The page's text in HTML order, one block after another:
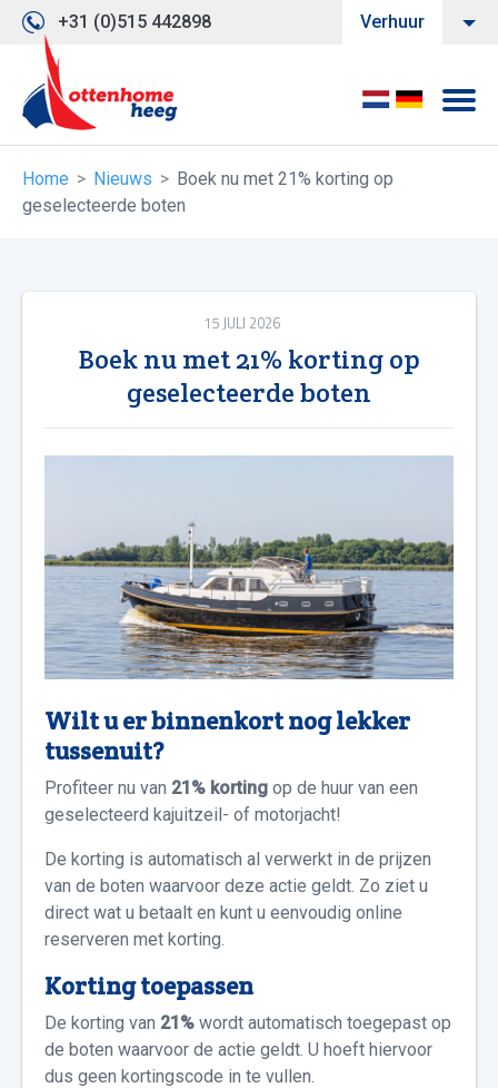
+31 (0)515 442898 Verhuur
Home Nieuws
Boek nu met 21% korting op
geselecteerde boten
15 JULI 2026
Boek nu met 21% korting op
geselecteerde boten
Wilt u er binnenkort nog lekker
tussenuit?
Profiteer nu van 21% korting op de huur van een
geselecteerd kajuitzeil- of motorjacht!
De korting is automatisch al verwerkt in de prijzen
van de boten waarvoor deze actie geldt. Zo ziet u
direct wat u betaalt en kunt u eenvoudig online
reserveren met korting.
Korting toepassen
De korting van 21% wordt automatisch toegepast op
de boten waarvoor de actie geldt. U hoeft hiervoor
dus geen kortingscode in te vullen.